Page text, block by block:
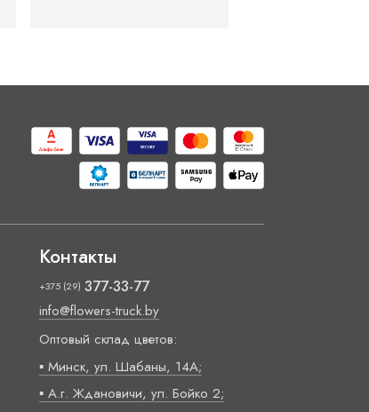
Контакты
+375 (29) 377-33-77
info@flowers-truck.by
Оптовый склад цветов:
▪ Минск, ул. Шабаны, 14А;
▪ А.г. Ждановичи, ул. Бойко 2;